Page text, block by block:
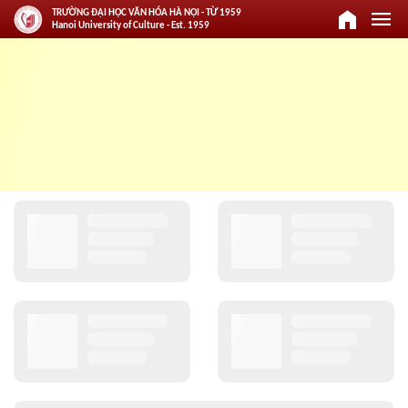
TRƯỜNG ĐẠI HỌC VĂN HÓA HÀ NỘI - TỪ 1959
Hanoi University of Culture - Est. 1959
home menu